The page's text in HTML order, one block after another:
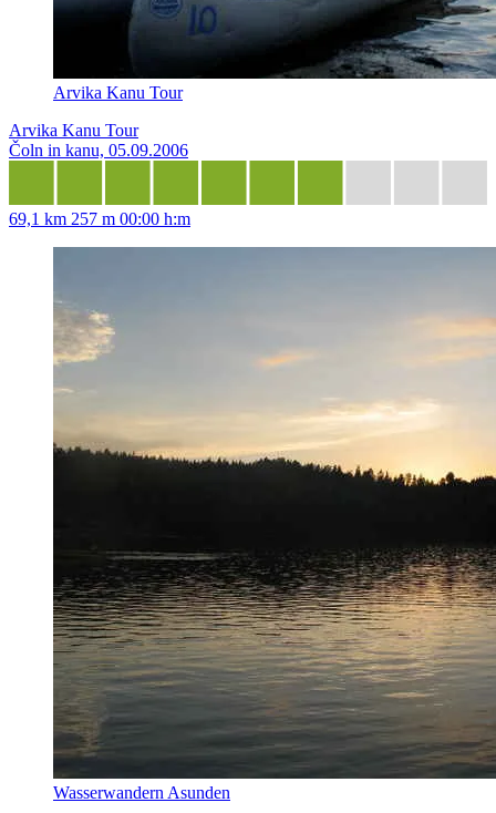
Arvika Kanu Tour
Arvika Kanu Tour
Čoln in kanu, 05.09.2006
69,1 km 257 m 00:00 h:m
Wasserwandern Asunden